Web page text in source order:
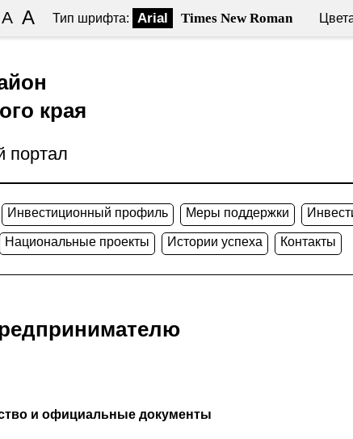
A A Тип шрифта: Arial Times New Roman
края
портал
Инвестиционный профиль Меры поддержки
Национальные проекты Истории успеха Контакты
и официальные документы